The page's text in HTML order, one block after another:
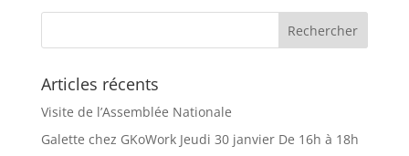
Articles récents
Visite de l’Assemblée Nationale
Galette chez GKoWork Jeudi 30 janvier De 16h à 18h